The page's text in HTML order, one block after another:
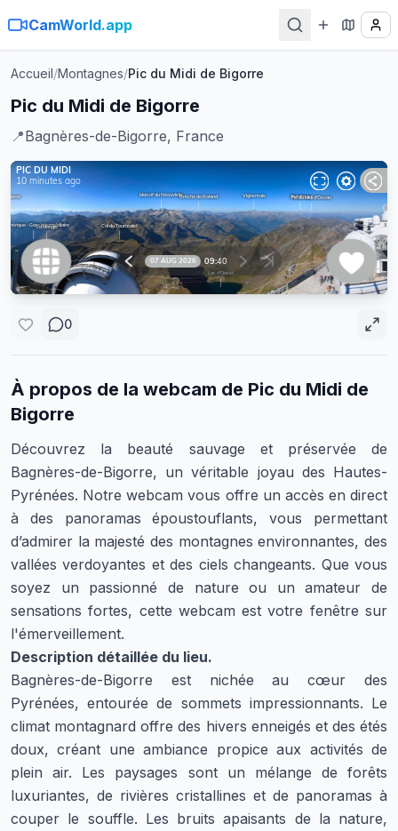
CamWorld.app
Accueil/Montagnes/Pic du Midi de Bigorre
Pic du Midi de Bigorre
📍Bagnères-de-Bigorre, France
0
À propos de la webcam de Pic du Midi de
Bigorre
Découvrez la beauté sauvage et préservée de
Bagnères-de-Bigorre, un véritable joyau des Hautes-
Pyrénées. Notre webcam vous offre un accès en direct
à des panoramas époustouflants, vous permettant
d’admirer la majesté des montagnes environnantes, des
vallées verdoyantes et des ciels changeants. Que vous
soyez un passionné de nature ou un amateur de
sensations fortes, cette webcam est votre fenêtre sur
l'émerveillement.
Description détaillée du lieu.
Bagnères-de-Bigorre est nichée au cœur des
Pyrénées, entourée de sommets impressionnants. Le
climat montagnard offre des hivers enneigés et des étés
doux, créant une ambiance propice aux activités de
plein air. Les paysages sont un mélange de forêts
luxuriantes, de rivières cristallines et de panoramas à
couper le souffle. Les bruits apaisants de la nature,